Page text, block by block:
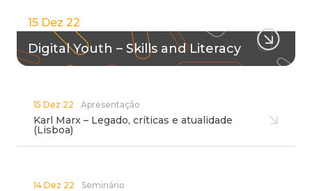
15 Dez 22
Digital Youth – Skills and Literacy
15 Dez 22 Apresentação
Karl Marx – Legado, críticas e atualidade
(Lisboa)
14 Dez 22 Seminário